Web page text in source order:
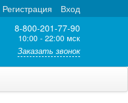
Вход
Регистрация
8-800-201-77-90
10:00 - 22:00 мск
Заказать звонок